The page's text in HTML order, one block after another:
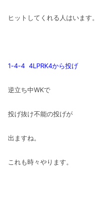
ヒットしてくれる人はいます。
1-4-4 4LPRK4から投げ
逆立ち中WKで
投げ抜け不能の投げが
出ますね。
これも時々やります。